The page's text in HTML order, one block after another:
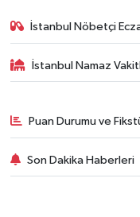
İstanbul Nöbetçi
İstanbul Namaz
Puan Durumu ve
Son Dakika Haberleri